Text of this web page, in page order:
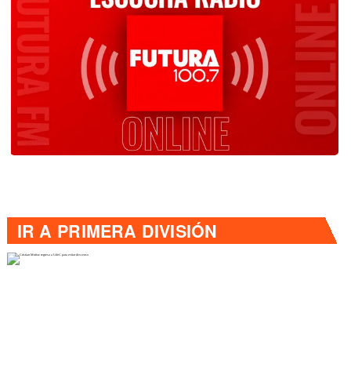
IR A PRIMERA DIVISIÓN